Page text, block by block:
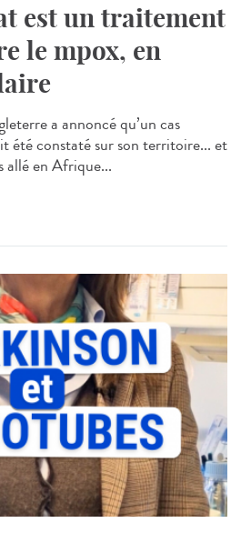
est un traitement
le mpox, en
a annoncé qu’un cas
été constaté sur son territoire... et
allé en Afrique...